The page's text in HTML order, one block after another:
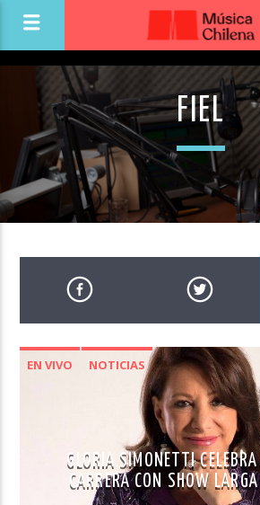
FIEL
EN VIVO NOTICIAS
GLORIA SIMONETTI
CARRERA CON SHOW